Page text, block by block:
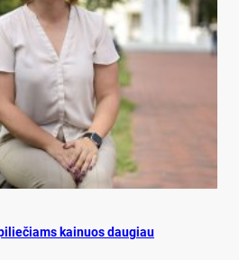
kai­nuos dau­giau